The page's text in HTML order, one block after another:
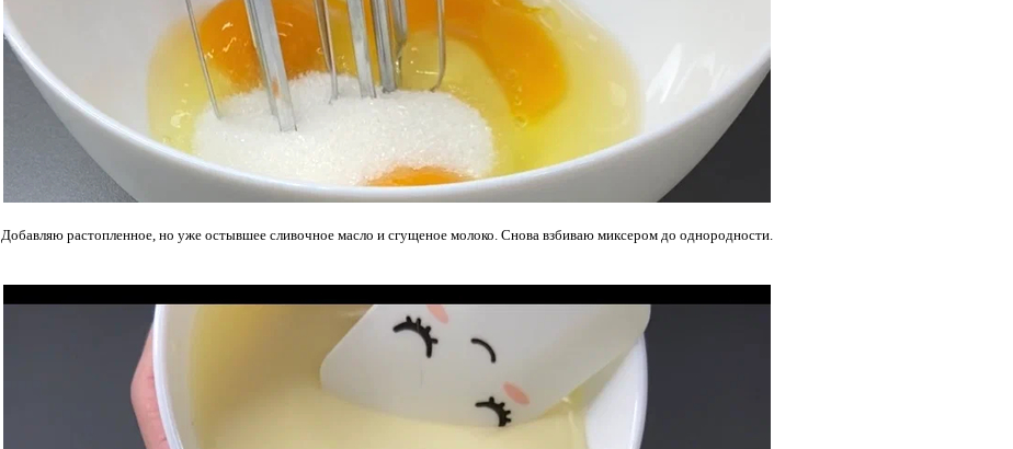
Добавляю растопленное, но уже остывшее сливочное масло и сгущеное молоко. Снова взбиваю миксером до однородности.